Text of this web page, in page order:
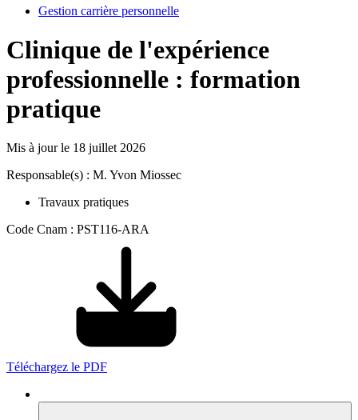
Gestion carrière personnelle
Clinique de l'expérience
professionnelle : formation
pratique
Mis à jour le 18 juillet 2026
Responsable(s) : M. Yvon Miossec
Travaux pratiques
Code Cnam : PST116-ARA
Téléchargez le PDF